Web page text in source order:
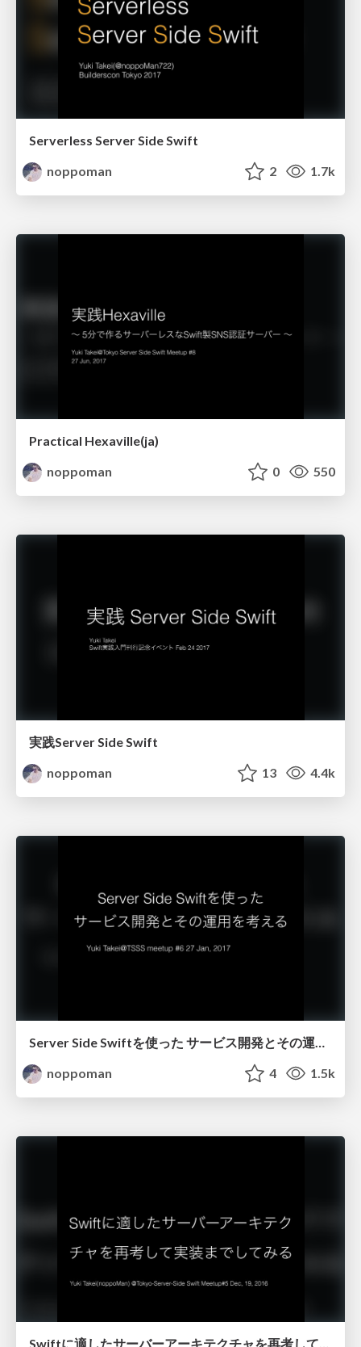
Serverless Server Side Swift
noppoman
2 1.7k
Practical Hexaville(ja)
noppoman
0 550
実践Server Side Swift
noppoman
13 4.4k
Server Side Swiftを使った サービス開発とその運用を考える
noppoman
4 1.5k